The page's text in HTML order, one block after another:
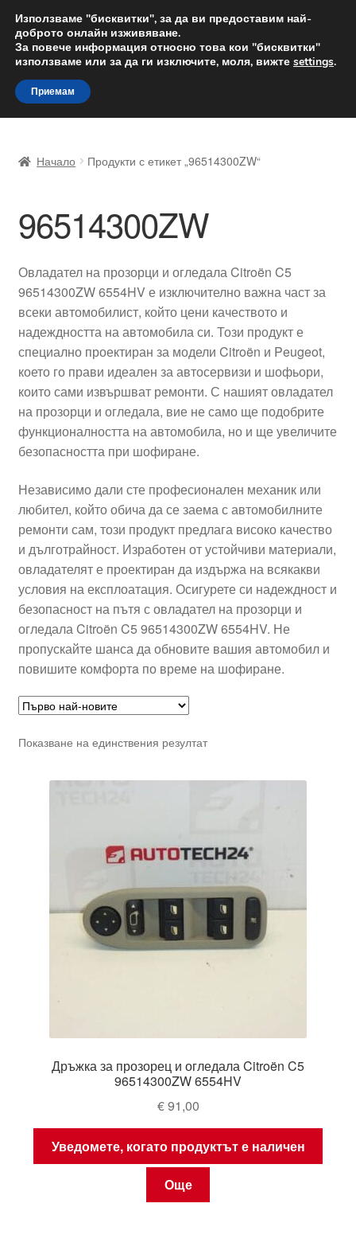
ДОСТАВКА от 12 лв.
Доставка по целия свят
Skip
to
navigation
Skip
to
content
Доставка по целия свят
Жалби
Количка
Контакт
Моята сметка
Плащанията
Правила и условия
Процедура за рекламации
Разгледайте
Транспорт
Начало Продукти с етикет „96514300ZW“
96514300ZW
Овладател на прозорци и огледала Citroën C5
96514300ZW 6554HV е изключително важна част за
всеки автомобилист, който цени качеството и
надеждността на автомобила си. Този продукт е
специално проектиран за модели Citroën и Peugeot,
което го прави идеален за автосервизи и шофьори,
които сами извършват ремонти. С нашият овладател
на прозорци и огледала, вие не само ще подобрите
функционалността на автомобила, но и ще увеличите
безопасността при шофиране.
Независимо дали сте професионален механик или
любител, който обича да се заема с автомобилните
ремонти сам, този продукт предлага високо качество
и дълготрайност. Изработен от устойчиви материали,
овладателят е проектиран да издържа на всякакви
условия на експлоатация. Осигурете си надеждност и
безопасност на пътя с овладател на прозорци и
огледала Citroën C5 96514300ZW 6554HV. Не
пропускайте шанса да обновите вашия автомобил и
повишите комфортa по време на шофиране.
Показване на единствения резултат
Дръжка за прозорец и огледала Citroën C5
96514300ZW 6554HV
€91,00
Уведомете, когато продуктът е наличен
Още
Използваме "бисквитки", за да ви предоставим най-
доброто онлайн изживяване.
За повече информация относно това кои "бисквитки"
използваме или за да ги изключите, моля, вижте settings.
Приемам